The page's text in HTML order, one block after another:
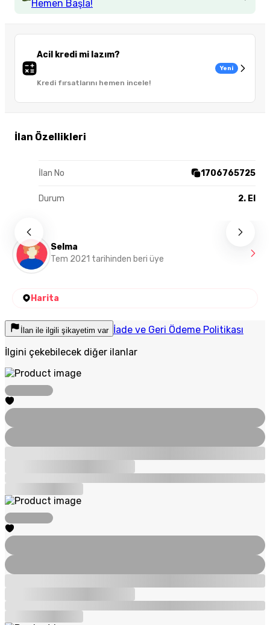
Hemen Başla!
Acil kredi mi lazım?
Kredi fırsatlarını hemen incele!
Yeni
İlan Özellikleri
İlan No 1706765725
Durum 2. El
Selma
Tem 2021 tarihinden beri üye
Harita
İlan ile ilgili şikayetim var İade ve Geri Ödeme Politikası
İlgini çekebilecek diğer ilanlar